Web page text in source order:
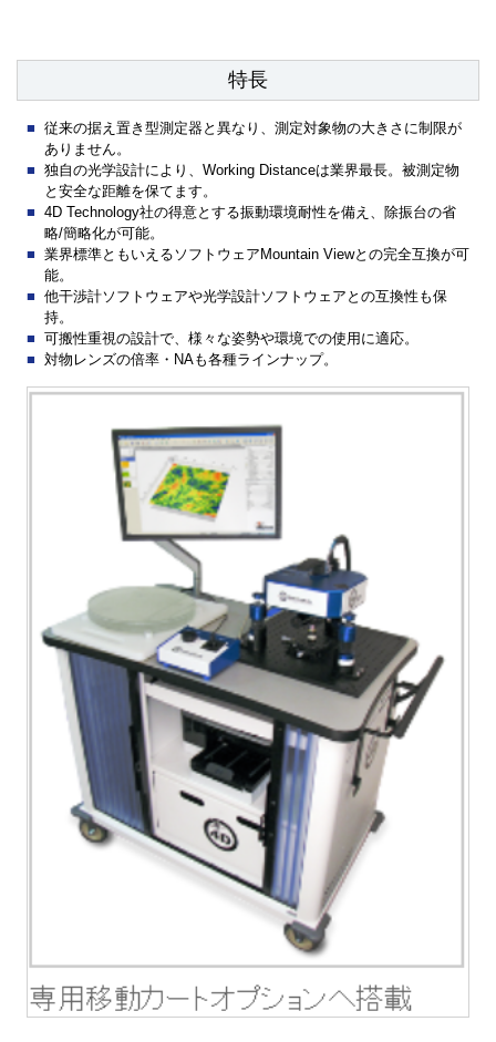
特長
従来の据え置き型測定器と異なり、測定対象物の大きさに制限が
ありません。
独自の光学設計により、Working Distanceは業界最長。被測定物
と安全な距離を保てます。
4D Technology社の得意とする振動環境耐性を備え、除振台の省
略/簡略化が可能。
業界標準ともいえるソフトウェアMountain Viewとの完全互換が可
能。
他干渉計ソフトウェアや光学設計ソフトウェアとの互換性も保
持。
可搬性重視の設計で、様々な姿勢や環境での使用に適応。
対物レンズの倍率・NAも各種ラインナップ。